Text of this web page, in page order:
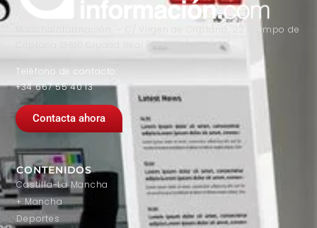
Manchainformación. – C/ Virgen de Criptana, 22. Campo de
Criptana 13610 Ciudad Real (España)
Teléfono de contacto:
+34 667 55 40 13
Contacta ahora
CONTENIDOS
Castilla-La Mancha
+ Mancha
Deportes